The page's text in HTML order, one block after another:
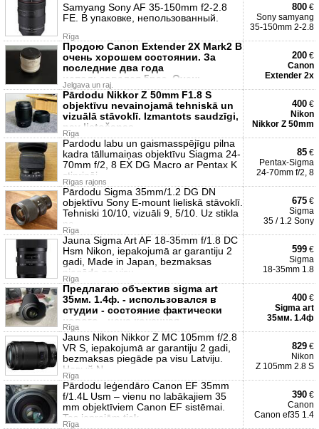
Samyang Sony AF 35-150mm f2-2.8
FE. В упаковке, непользованный.
Rīga
800 €
Sony samyang
35-150mm 2-2.8
Продою Canon Extender 2X Mark2 В
очень хорошем состоянии. За
последние два года
использовался 5раз. Очень
хорошо работае
Jelgava un raj.
200 €
Canon
Extender 2x
Pārdodu Nikkor Z 50mm F1.8 S
objektīvu nevainojamā tehniskā un
vizuālā stāvoklī. Izmantots saudzīgi,
nav lietošanas
Rīga
400 €
Nikon
Nikkor Z 50mm
Pardodu labu un gaismasspējīgu pilna
kadra tāllumaiņas objektīvu Siagma 24-
70mm f/2, 8 EX DG Macro ar Pentax K
stiprināj
Rīgas rajons
85 €
Pentax-Sigma
24-70mm f/2, 8
Pārdodu Sigma 35mm/1.2 DG DN
objektīvu Sony E-mount lieliskā stāvoklī.
Tehniski 10/10, vizuāli 9, 5/10. Uz stikla
na
Rīga
675 €
Sigma
35 / 1.2 Sony
Jauna Sigma Art AF 18-35mm f/1.8 DC
Hsm Nikon, iepakojumā ar garantiju 2
gadi, Made in Japan, bezmaksas
piegāde pa visu
Rīga
599 €
Sigma
18-35mm 1.8
Предлагаю объектив sigma art
35мм. 1.4ф. - использовался в
студии - состояние фактически
нового - цена конечная -
Rīga
400 €
Sigma art
35мм. 1.4ф
Jauns Nikon Nikkor Z MC 105mm f/2.8
VR S, iepakojumā ar garantiju 2 gadi,
bezmaksas piegāde pa visu Latviju.
Новый N
Rīga
829 €
Nikon
Z 105mm 2.8 S
Pārdodu leģendāro Canon EF 35mm
f/1.4L Usm – vienu no labākajiem 35
mm objektīviem Canon EF sistēmai.
Tas joprojām tiek
Rīga
390 €
Canon
Canon ef35 1.4